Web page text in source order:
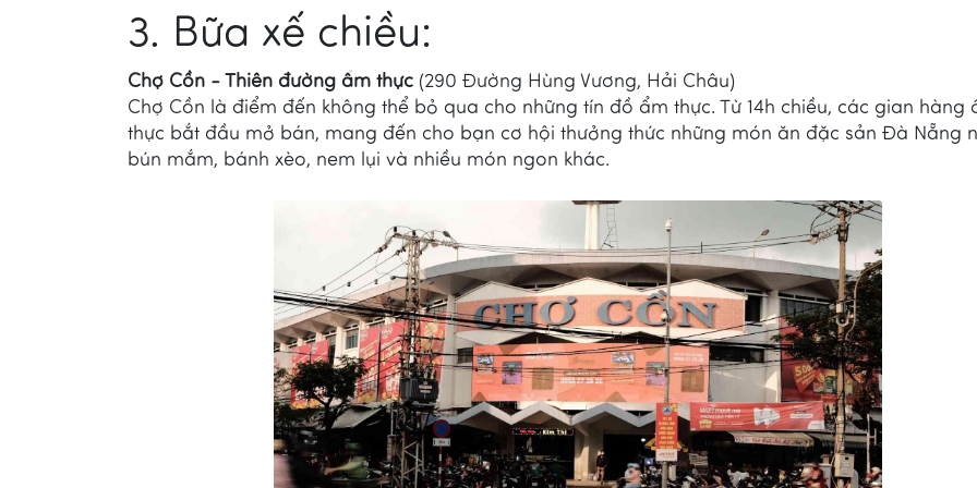
3. Bữa xế chiều:
Chợ Cồn - Thiên đường ẩm thực (290 Đường Hùng Vương, Hải Châu)
Chợ Cồn là điểm đến không thể bỏ qua cho những tín đồ ẩm thực. Từ 14h chiều, các gian hàng
thực bắt đầu mở bán, mang đến cho bạn cơ hội thưởng thức những món ăn đặc sản Đà Nẵng
bún mắm, bánh xèo, nem lụi và nhiều món ngon khác.